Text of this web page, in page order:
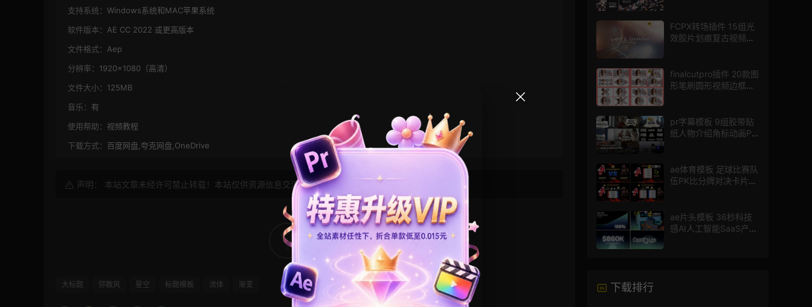
支持系统： Windows系统和MAC苹果系统
软件版本： AE CC 2022 或更高版本
文件格式： Aep
分辨率： 1920×1080（高清）
文件大小： 125MB
音乐： 有
使用帮助： 视频教程
下载方式： 百度网盘,夸克网盘,OneDrive
声明： 本站文章未经许可禁止转载！本站仅供资源信息交流学习， 版权说明 点此了解
4
大标题 弥散风 星空 标题模板 流体 渐变
FCPX转场插件 15组光
效胶片划痕复古视频过
finalcutpro插件 20款图
形笔刷圆形视频边框遮
pr字幕模板 9组胶带贴
纸人物介绍角标动画PR
ae体育模板 足球比赛队
伍PK比分牌对决卡片球
ae片头模板 36秒科技
感AI人工智能SaaS产品
下载排行